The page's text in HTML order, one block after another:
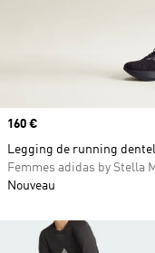
Prix
160 €
Legging de running
Femmes adidas by Stella
Nouveau